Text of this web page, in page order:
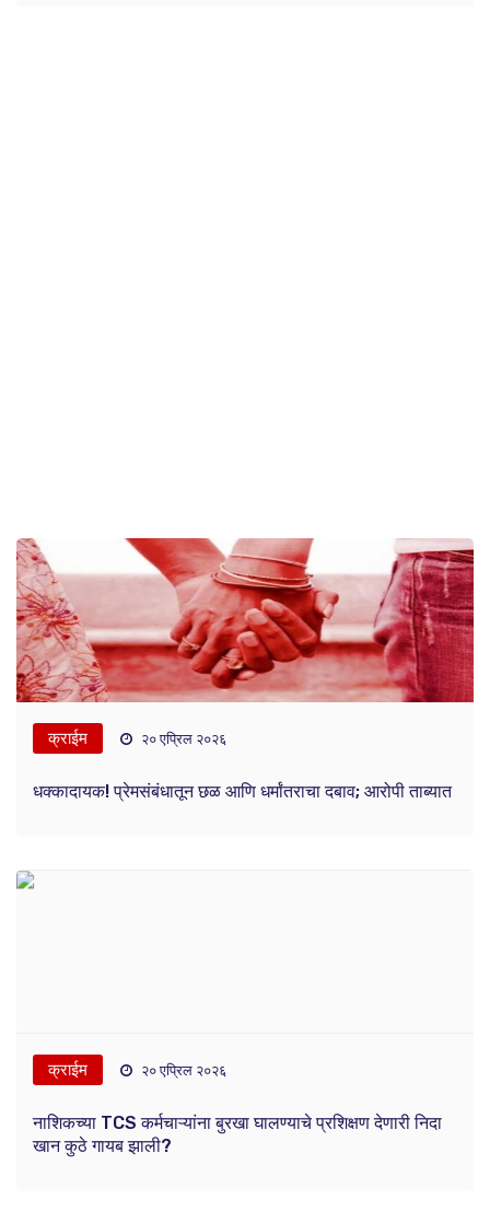
क्राईम २० एप्रिल २०२६
धक्कादायक! प्रेमसंबंधातून छळ आणि धर्मांतराचा दबाव; आरोपी ताब्यात
क्राईम २० एप्रिल २०२६
नाशिकच्या TCS कर्मचाऱ्यांना बुरखा घालण्याचे प्रशिक्षण देणारी निदा
खान कुठे गायब झाली?